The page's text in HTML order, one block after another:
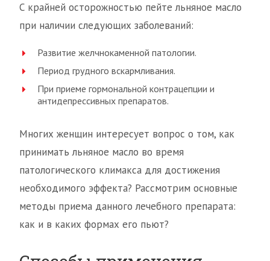
С крайней осторожностью пейте льняное масло
при наличии следующих заболеваний:
Развитие желчнокаменной патологии.
Период грудного вскармливания.
При приеме гормональной контрацепции и
антидепрессивных препаратов.
Многих женщин интересует вопрос о том, как
принимать льняное масло во время
патологического климакса для достижения
необходимого эффекта? Рассмотрим основные
методы приема данного лечебного препарата:
как и в каких формах его пьют?